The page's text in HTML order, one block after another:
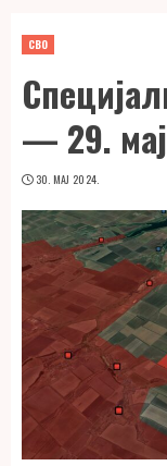
СВО
— 29.
30. МАЈ 2024.